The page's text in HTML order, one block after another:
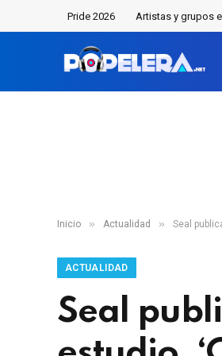
Pride 2026 Artistas y grupos
Inicio » Actualidad » Seal
ACTUALIDAD
Seal